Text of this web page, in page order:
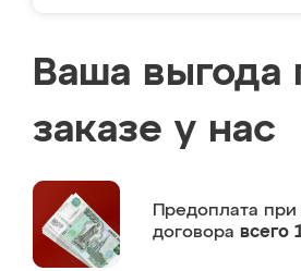
Ваша выгода
заказе у нас
Предоплата при
договора всего